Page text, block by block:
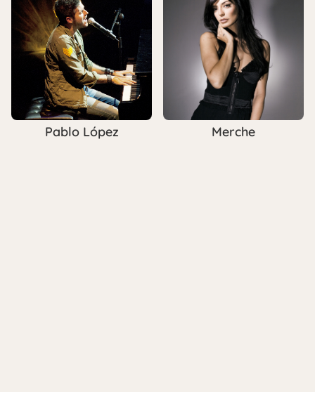
Pablo López Merche